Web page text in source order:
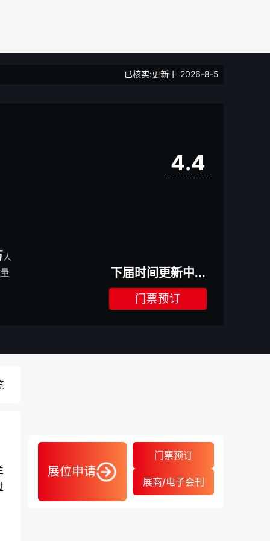
已核实:更新于 2026-8-5
人
4.4
下届时间更新中...
门票预订
展位申请
门票预订
展商/电子会刊